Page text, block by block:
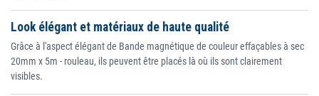
Look élégant et matériaux de haute qualité
Grâce à l'aspect élégant de Bande magnétique de couleur effaçables à sec
20mm x 5m - rouleau, ils peuvent être placés là où ils sont clairement
visibles.